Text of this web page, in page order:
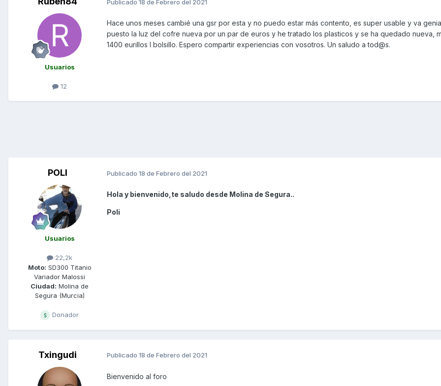
Usuarios
12
Publicado 18 de Febrero del 2021
Hace unos meses cambié una gsr por esta y no puedo estar más contento, es super usable y va
puesto la luz del cofre nueva por un par de euros y he tratado los plasticos y se ha quedado nueva,
1400 eurillos l bolsillo. Espero compartir experiencias con vosotros. Un saludo a tod@s.
POLI
Usuarios
22,2k
Moto: SD300 Titanio
Variador Malossi
Ciudad: Molina de
Segura (Murcia)
Donador
Publicado 18 de Febrero del 2021
Hola y bienvenido,te saludo desde Molina de Segura..
Poli
Txingudi Publicado 18 de Febrero del 2021
Bienvenido al foro